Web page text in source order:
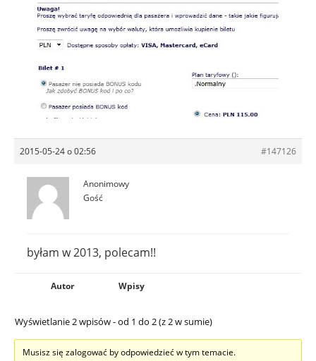
2015-05-24 o 02:56 #147126
Anonimowy
Gość
byłam w 2013, polecam!!
Autor Wpisy
Wyświetlanie 2 wpisów - od 1 do 2 (z 2 w sumie)
Musisz się zalogować by odpowiedzieć w tym temacie.